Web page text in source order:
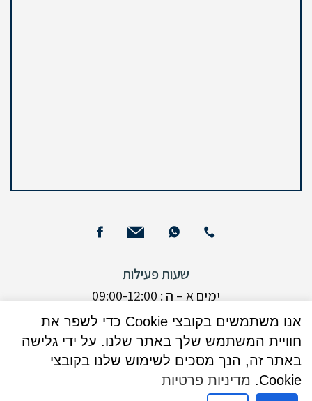
שעות פעילות
ימים א – ה : 09:00-12:00
ימים א + ד: 16:00 - 17:30 (בנוסף)
ימי שישי : אין קבלת קהל
ערבי חגים : אין קבלת קהל
רצוי לתאם מראש יום קודם
אנו משתמשים בקובצי Cookie כדי לשפר את
חוויית המשתמש שלך באתר שלנו. על ידי גלישה
באתר זה, הנך מסכים לשימוש שלנו בקובצי
Cookie.
מדיניות פרטיות